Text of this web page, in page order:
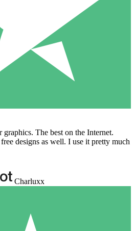
graphics. The best on the Internet.
designs as well. I use it pretty much
Charluxx